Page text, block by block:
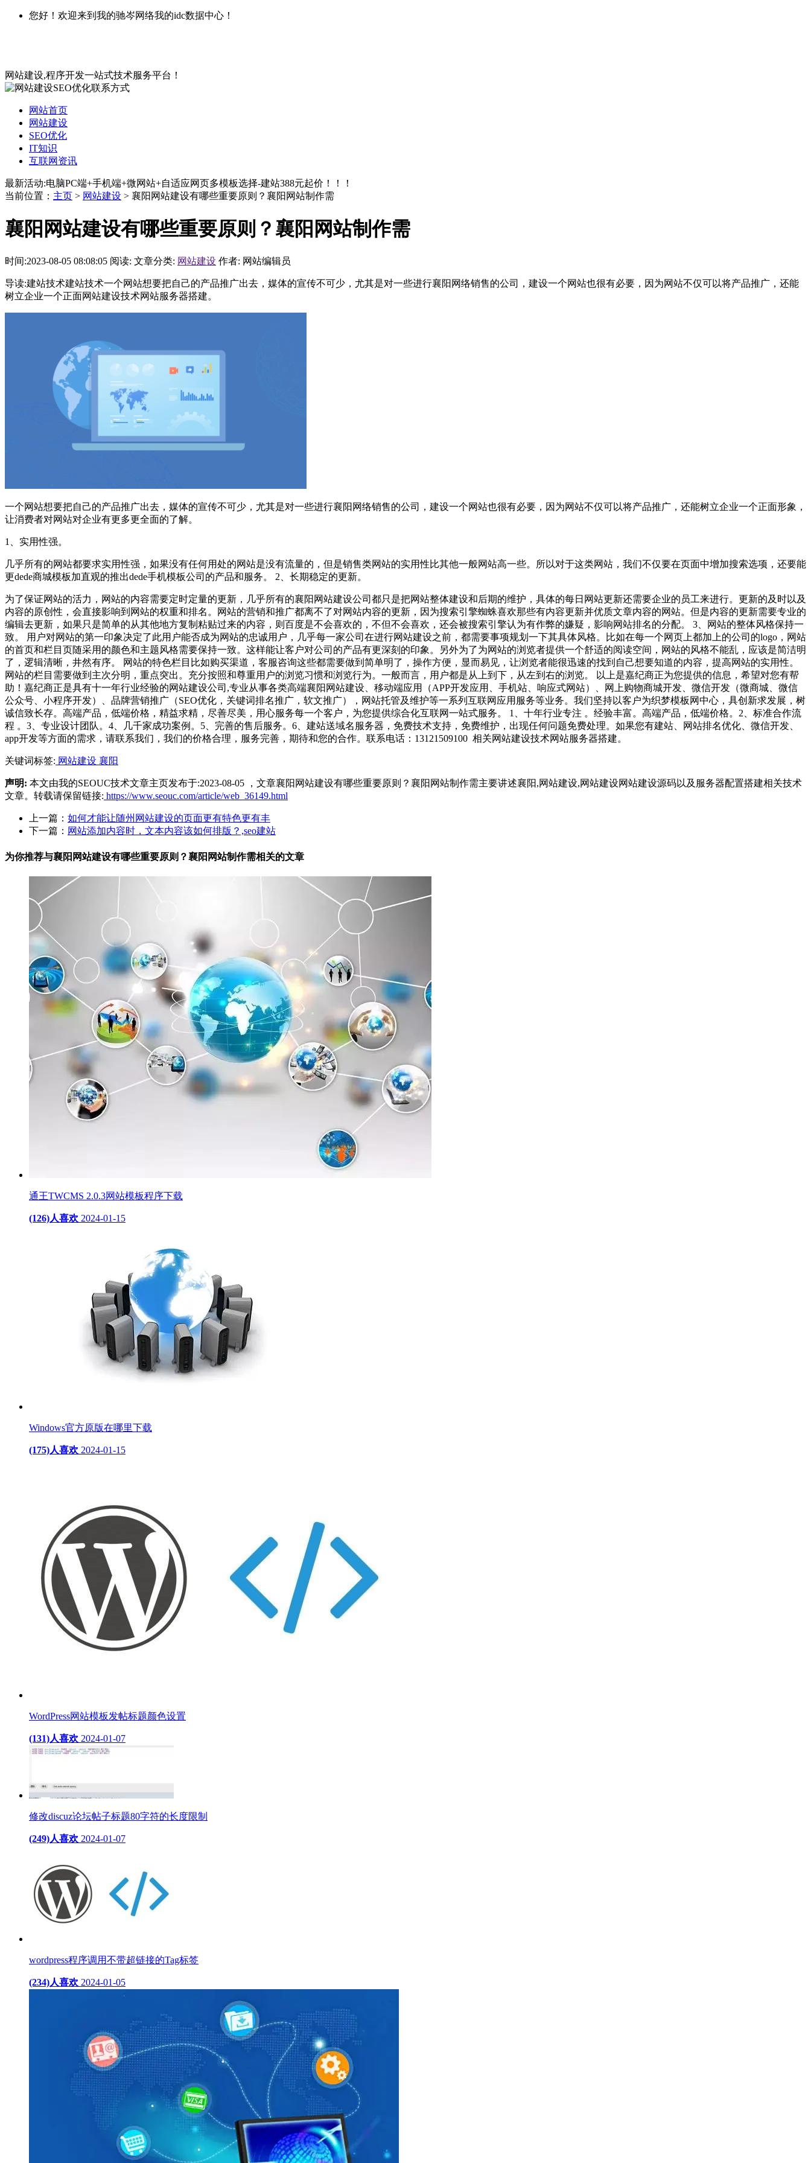
您好！欢迎来到我的驰岑网络我的idc数据中心！
网站建设,程序开发一站式技术服务平台！
网站首页
网站建设
SEO优化
IT知识
互联网资讯
最新活动:电脑PC端+手机端+微网站+自适应网页多模板选择-建站388元起价！！！
当前位置： 主页 > 网站建设 > 襄阳网站建设有哪些重要原则？襄阳网站制作需
襄阳网站建设有哪些重要原则？襄阳网站制作需
时间:2023-08-05 08:08:05 阅读: 文章分类: 网站建设 作者: 网站编辑员
导读:建站技术建站技术一个网站想要把自己的产品推广出去，媒体的宣传不可少，尤其是对一些进行襄阳网络销售的公司，建设一个网站也很有必要，因为网站不仅可以将产品推广，还能
树立企业一个正面网站建设技术网站服务器搭建。
一个网站想要把自己的产品推广出去，媒体的宣传不可少，尤其是对一些进行襄阳网络销售的公司，建设一个网站也很有必要，因为网站不仅可以将产品推广，还能树立企业一个正面形象，
让消费者对网站对企业有更多更全面的了解。
1、实用性强。
几乎所有的网站都要求实用性强，如果没有任何用处的网站是没有流量的，但是销售类网站的实用性比其他一般网站高一些。所以对于这类网站，我们不仅要在页面中增加搜索选项，还要能
更dede商城模板加直观的推出dede手机模板公司的产品和服务。 2、长期稳定的更新。
为了保证网站的活力，网站的内容需要定时定量的更新，几乎所有的襄阳网站建设公司都只是把网站整体建设和后期的维护，具体的每日网站更新还需要企业的员工来进行。更新的及时以及
内容的原创性，会直接影响到网站的权重和排名。网站的营销和推广都离不了对网站内容的更新，因为搜索引擎蜘蛛喜欢那些有内容更新并优质文章内容的网站。但是内容的更新需要专业的
编辑去更新，如果只是简单的从其他地方复制粘贴过来的内容，则百度是不会喜欢的，不但不会喜欢，还会被搜索引擎认为有作弊的嫌疑，影响网站排名的分配。 3、网站的整体风格保持一
致。 用户对网站的第一印象决定了此用户能否成为网站的忠诚用户，几乎每一家公司在进行网站建设之前，都需要事项规划一下其具体风格。比如在每一个网页上都加上的公司的logo，网站
的首页和栏目页随采用的颜色和主题风格需要保持一致。这样能让客户对公司的产品有更深刻的印象。另外为了为网站的浏览者提供一个舒适的阅读空间，网站的风格不能乱，应该是简洁明
了，逻辑清晰，井然有序。 网站的特色栏目比如购买渠道，客服咨询这些都需要做到简单明了，操作方便，显而易见，让浏览者能很迅速的找到自己想要知道的内容，提高网站的实用性。
网站的栏目需要做到主次分明，重点突出。充分按照和尊重用户的浏览习惯和浏览行为。一般而言，用户都是从上到下，从左到右的浏览。 以上是嘉纪商正为您提供的信息，希望对您有帮
助！嘉纪商正是具有十一年行业经验的网站建设公司,专业从事各类高端襄阳网站建设、移动端应用（APP开发应用、手机站、响应式网站）、网上购物商城开发、微信开发（微商城、微信
公众号、小程序开发）、品牌营销推广（SEO优化，关键词排名推广，软文推广），网站托管及维护等一系列互联网应用服务等业务。我们坚持以客户为织梦模板网中心，具创新求发展，树
诚信致长存。高端产品，低端价格，精益求精，尽善尽美，用心服务每一个客户，为您提供综合化互联网一站式服务。 1、十年行业专注 。经验丰富。高端产品，低端价格。2、标准合作流
程 。3、专业设计团队。4、几千家成功案例。5、完善的售后服务。6、建站送域名服务器，免费技术支持，免费维护，出现任何问题免费处理。如果您有建站、网站排名优化、微信开发、
app开发等方面的需求，请联系我们，我们的价格合理，服务完善，期待和您的合作。联系电话：13121509100 相关网站建设技术网站服务器搭建。
关键词标签: 网站建设 襄阳
声明: 本文由我的SEOUC技术文章主页发布于:2023-08-05 ，文章襄阳网站建设有哪些重要原则？襄阳网站制作需主要讲述襄阳,网站建设,网站建设网站建设源码以及服务器配置搭建相关技术
文章。转载请保留链接: https://www.seouc.com/article/web_36149.html
上一篇： 如何才能让随州网站建设的页面更有特色更有丰
下一篇： 网站添加内容时，文本内容该如何排版？,seo建站
为你推荐与襄阳网站建设有哪些重要原则？襄阳网站制作需相关的文章
通王TWCMS 2.0.3网站模板程序下载
(126)人喜欢 2024-01-15
Windows官方原版在哪里下载
(175)人喜欢 2024-01-15
WordPress网站模板发帖标题颜色设置
(131)人喜欢 2024-01-07
修改discuz论坛帖子标题80字符的长度限制
(249)人喜欢 2024-01-07
wordpress程序调用不带超链接的Tag标签
(234)人喜欢 2024-01-05